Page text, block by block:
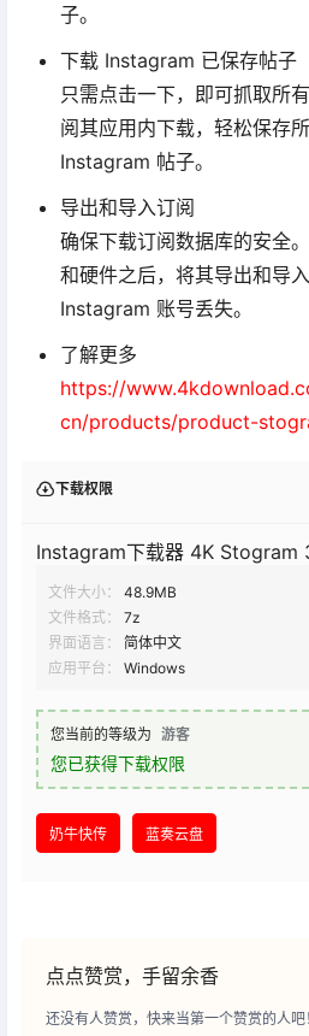
子。
下载 Instagram 已保存帖子
只需点击一下，即可抓取所
阅其应用内下载，轻松保存
Instagram 帖子。
导出和导入订阅
确保下载订阅数据库的安全
和硬件之后，将其导出和导
Instagram 账号丢失。
了解更多
https://
cn/products/product-
下载权限
Instagram下载器 4K Stogram
文件大小：
48.9MB
文件格式：
7z
界面语言：
简体中文
应用平台：
Windows
您当前的等级为 游客
您已获得下载权限
奶牛快传 蓝奏云盘
点点赞赏，手留余香
还没有人赞赏，快来当第一个赞赏的人吧